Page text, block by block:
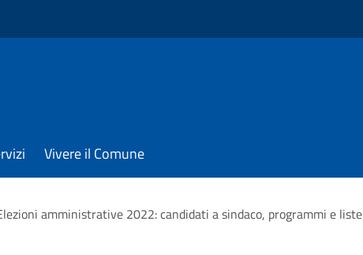
Vivere il Comune
amministrative 2022: candidati a sindaco, programmi e liste